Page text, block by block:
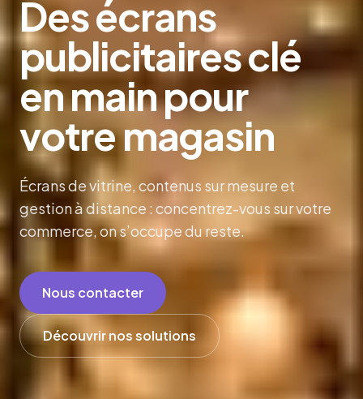
Des écrans
publicitaires clé
en main pour
votre magasin
Écrans de vitrine, contenus sur mesure et
gestion à distance : concentrez-vous sur votre
commerce, on s’occupe du reste.
Nous contacter
Découvrir nos solutions